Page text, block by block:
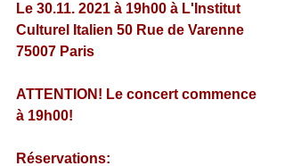
Le 30.11. 2021 à 19h00 à L'Institut
Culturel Italien 50 Rue de Varenne
75007 Paris
ATTENTION! Le concert commence
à 19h00!
Réservations: